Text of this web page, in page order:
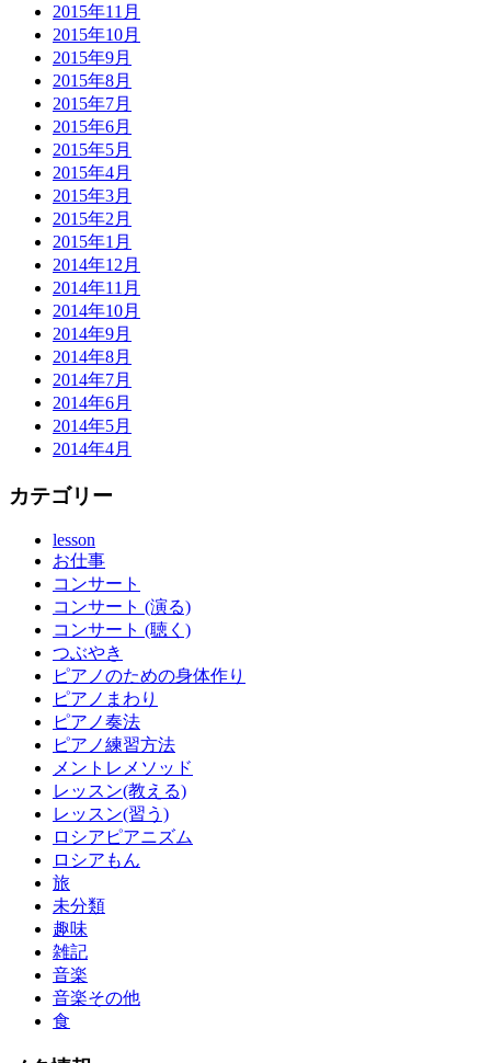
2015年11月
2015年10月
2015年9月
2015年8月
2015年7月
2015年6月
2015年5月
2015年4月
2015年3月
2015年2月
2015年1月
2014年12月
2014年11月
2014年10月
2014年9月
2014年8月
2014年7月
2014年6月
2014年5月
2014年4月
カテゴリー
lesson
お仕事
コンサート
コンサート (演る)
コンサート (聴く)
つぶやき
ピアノのための身体作り
ピアノまわり
ピアノ奏法
ピアノ練習方法
メントレメソッド
レッスン(教える)
レッスン(習う)
ロシアピアニズム
ロシアもん
旅
未分類
趣味
雑記
音楽
音楽その他
食